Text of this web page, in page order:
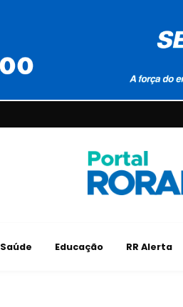
Saúde Educação RR Alerta